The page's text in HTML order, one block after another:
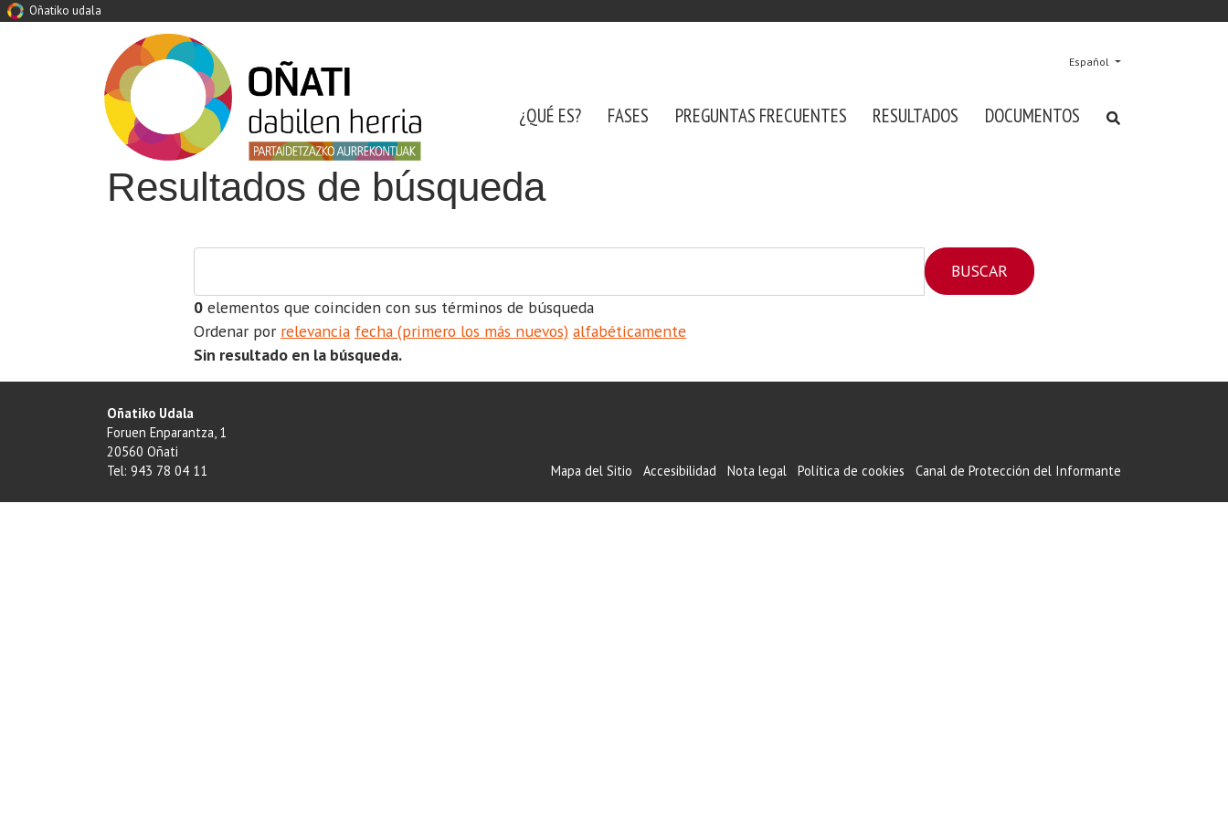
Oñatiko udala
Español
¿QUÉ ES? FASES PREGUNTAS FRECUENTES RESULTADOS DOCUMENTOS
Resultados de búsqueda
0elementos que coinciden con sus términos de búsqueda
Ordenar por relevancia fecha (primero los más nuevos) alfabéticamente
Sin resultado en la búsqueda.
Oñatiko Udala
Foruen Enparantza, 1
20560 Oñati
Tel: 943 78 04 11
Mapa del Sitio Accesibilidad Nota legal Política de cookies Canal de Protección del Informante